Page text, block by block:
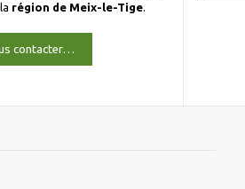
région de Meix-le-Tige.
contacter…